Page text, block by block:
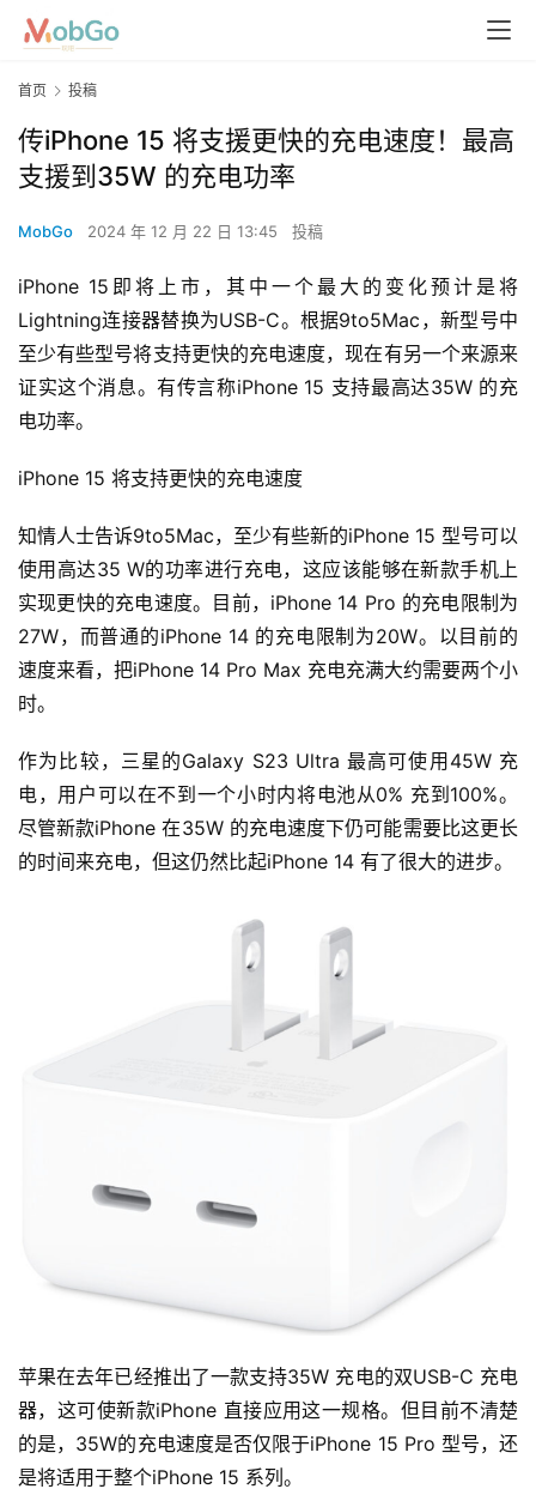
首页 投稿
传iPhone 15 将支援更快的充电速度！最高
支援到35W 的充电功率
MobGo 2024 年 12 月 22 日 13:45 投稿
iPhone 15即将上市，其中一个最大的变化预计是将
Lightning连接器替换为USB-C。根据9to5Mac，新型号中
至少有些型号将支持更快的充电速度，现在有另一个来源来
证实这个消息。有传言称iPhone 15 支持最高达35W 的充
电功率。
iPhone 15 将支持更快的充电速度
知情人士告诉9to5Mac，至少有些新的iPhone 15 型号可以
使用高达35 W的功率进行充电，这应该能够在新款手机上
实现更快的充电速度。目前，iPhone 14 Pro 的充电限制为
27W，而普通的iPhone 14 的充电限制为20W。以目前的
速度来看，把iPhone 14 Pro Max 充电充满大约需要两个小
时。
作为比较，三星的Galaxy S23 Ultra 最高可使用45W 充
电，用户可以在不到一个小时内将电池从0% 充到100%。
尽管新款iPhone 在35W 的充电速度下仍可能需要比这更长
的时间来充电，但这仍然比起iPhone 14 有了很大的进步。
苹果在去年已经推出了一款支持35W 充电的双USB-C 充电
器，这可使新款iPhone 直接应用这一规格。但目前不清楚
的是，35W的充电速度是否仅限于iPhone 15 Pro 型号，还
是将适用于整个iPhone 15 系列。